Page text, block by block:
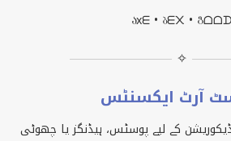
Ⴀxᗴ • Ⴁᗴ᙭ • Ⴂᗝᗝᗪ
✧
آرٹ ایکسنٹس
کے لیے پوسٹس، ہیڈنگز یا چھوٹی